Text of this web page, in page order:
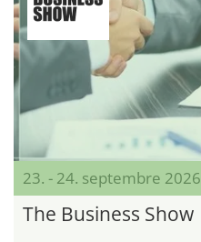
23. - 24. septembre 2026
The Business Show